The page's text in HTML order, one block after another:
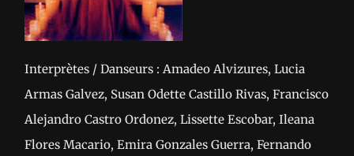
Interprètes / Danseurs : Amadeo Alvizures, Lucia
Armas Galvez, Susan Odette Castillo Rivas, Francisco
Alejandro Castro Ordonez, Lissette Escobar, Ileana
Flores Macario, Emira Gonzales Guerra, Fernando